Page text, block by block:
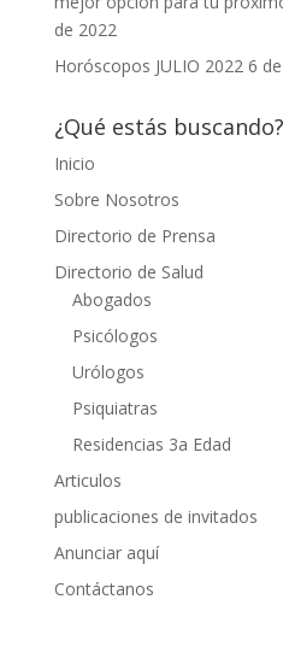
de 2022
Horóscopos JULIO 2022 6
¿Qué estás buscando?
Inicio
Sobre Nosotros
Directorio de Prensa
Directorio de Salud
Abogados
Psicólogos
Urólogos
Psiquiatras
Residencias 3a Edad
Articulos
publicaciones de invitados
Anunciar aquí
Contáctanos